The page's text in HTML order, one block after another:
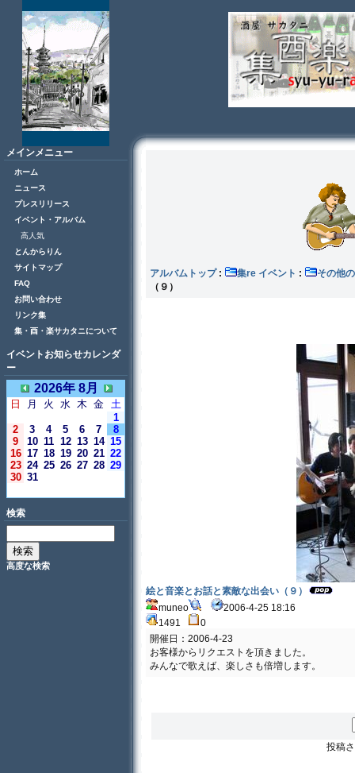
メインメニュー
ホーム
ニュース
プレスリリース
イベント・アルバム
高人気
とんからりん
サイトマップ
FAQ
お問い合わせ
リンク集
集・酉・楽サカタニについて
イベントお知らせカレンダ
ー
2026年 8月
日 月 火 水 木 金 土
1
2
3 4 5 6 7
8
9
10 11 12 13 14 15
16 17 18 19 20 21 22
23 24 25 26 27 28 29
30 31
検索
高度な検索
アルバムトップ: 集re イベント :
その
（９）
絵と音楽とお話と素敵な出会い（９）
muneo
2006-4-25 18:16
1491
0
開催日：2006-4-23
お客様からリクエストを頂きました。
みんなで歌えば、楽しさも倍増します。
投稿